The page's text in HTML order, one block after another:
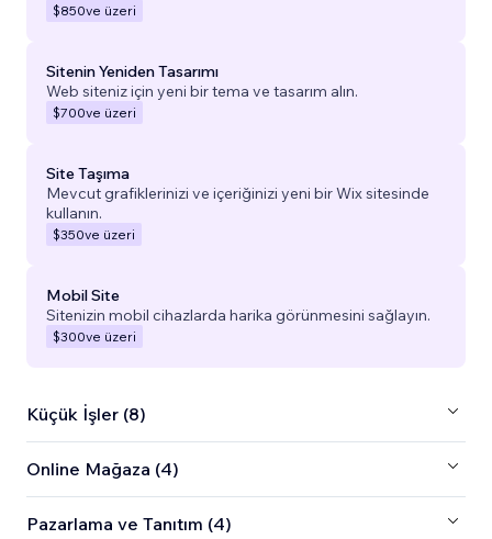
$850ve üzeri
Sitenin Yeniden Tasarımı
Web siteniz için yeni bir tema ve tasarım alın.
$700ve üzeri
Site Taşıma
Mevcut grafiklerinizi ve içeriğinizi yeni bir Wix sitesinde
kullanın.
$350ve üzeri
Mobil Site
Sitenizin mobil cihazlarda harika görünmesini sağlayın.
$300ve üzeri
Küçük İşler (8)
Online Mağaza (4)
Pazarlama ve Tanıtım (4)